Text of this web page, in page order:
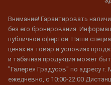
Внимание! Гарантировать
без его бронирования.
публичной офертой. Наши
ценах на товар и условиях
и табачная продукция может
"Галерея Градусов" по адресу
ежедневно, с 10:00-22:00